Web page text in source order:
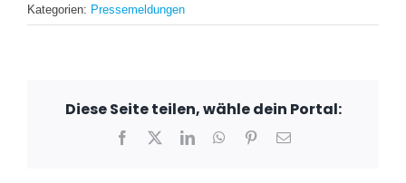
Kategorien: Pressemeldungen
Diese Seite teilen, wähle dein Portal:
Facebook LinkedInWhatsApp
Pinterest
E-